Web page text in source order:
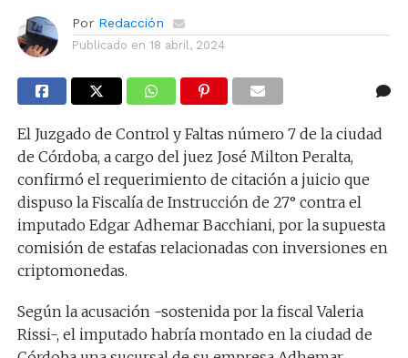
Por Redacción
Publicado en 18 abril, 2024
El Juzgado de Control y Faltas número 7 de la ciudad
de Córdoba, a cargo del juez José Milton Peralta,
confirmó el requerimiento de citación a juicio que
dispuso la Fiscalía de Instrucción de 27° contra el
imputado Edgar Adhemar Bacchiani, por la supuesta
comisión de estafas relacionadas con inversiones en
criptomonedas.
Según la acusación -sostenida por la fiscal Valeria
Rissi-, el imputado habría montado en la ciudad de